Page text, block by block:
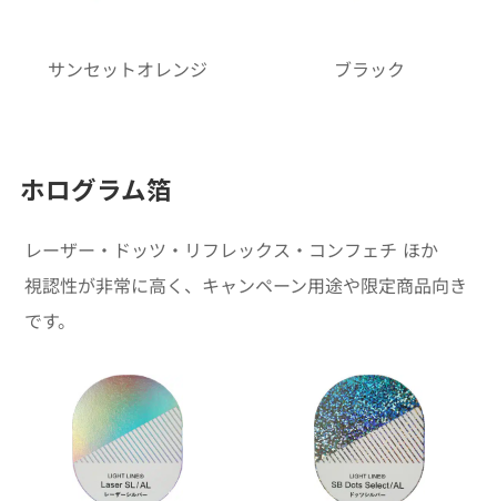
サンセットオレンジ ブラック
ホログラム箔
レーザー・ドッツ・リフレックス・コンフェチ ほか
視認性が非常に高く、キャンペーン用途や限定商品向き
です。